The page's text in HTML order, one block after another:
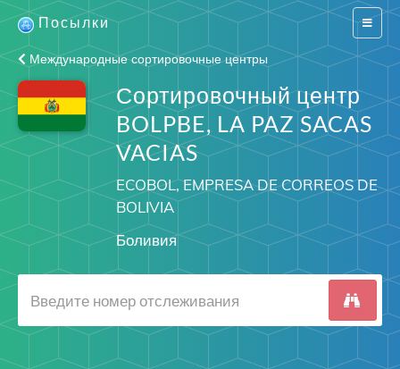
Switch
Посылки
Международные сортировочные центры
Сортировочный центр
BOLPBE, LA PAZ SACAS
VACIAS
ECOBOL, EMPRESA DE CORREOS DE
BOLIVIA
Боливия